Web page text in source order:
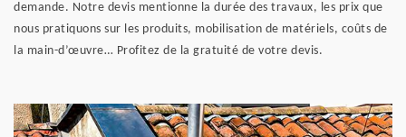
demande. Notre devis mentionne la durée des travaux, les prix que
nous pratiquons sur les produits, mobilisation de matériels, coûts de
la main-d’œuvre… Profitez de la gratuité de votre devis.